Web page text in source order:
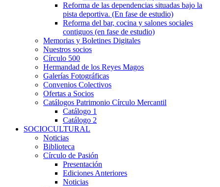
Reforma de las dependencias situadas bajo la
pista deportiva. (En fase de estudio)
Reforma del bar, cocina y salones sociales
contiguos (en fase de estudio)
Memorias y Boletines Digitales
Nuestros socios
Círculo 500
Hermandad de los Reyes Magos
Galerías Fotográficas
Convenios Colectivos
Ofertas a Socios
Catálogos Patrimonio Círculo Mercantil
Catálogo 1
Catálogo 2
SOCIOCULTURAL
Noticias
Biblioteca
Círculo de Pasión
Presentación
Ediciones Anteriores
Noticias